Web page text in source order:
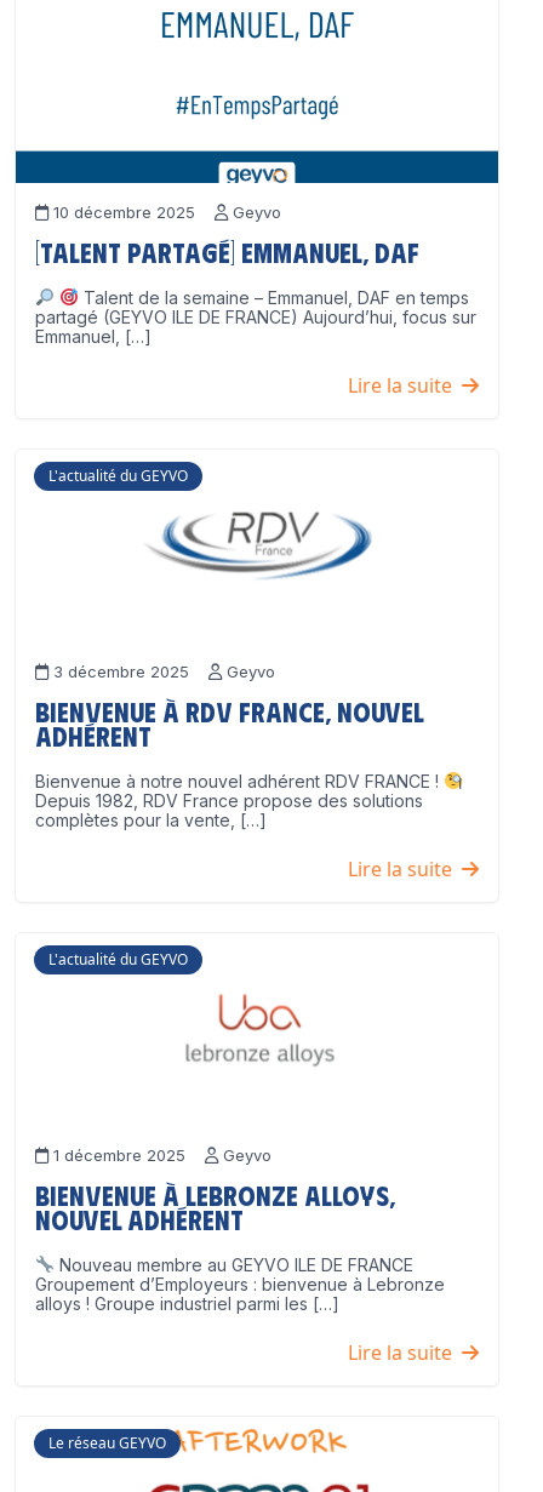
10 décembre 2025 Geyvo
[Talent partagé] Emmanuel, DAF
Talent de la semaine – Emmanuel, DAF en temps
partagé (GEYVO ILE DE FRANCE) Aujourd’hui, focus sur
Emmanuel, […]
Lire la suite
L'actualité du GEYVO
3 décembre 2025 Geyvo
Bienvenue à RDV France, nouvel
adhérent
Bienvenue à notre nouvel adhérent RDV FRANCE !
Depuis 1982, RDV France propose des solutions
complètes pour la vente, […]
Lire la suite
L'actualité du GEYVO
1 décembre 2025 Geyvo
Bienvenue à Lebronze Alloys,
nouvel adhérent
Nouveau membre au GEYVO ILE DE FRANCE
Groupement d’Employeurs : bienvenue à Lebronze
alloys ! Groupe industriel parmi les […]
Lire la suite
Le réseau GEYVO